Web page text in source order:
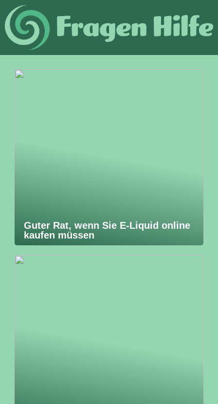
Guter Rat, wenn Sie E-Liquid online
kaufen müssen